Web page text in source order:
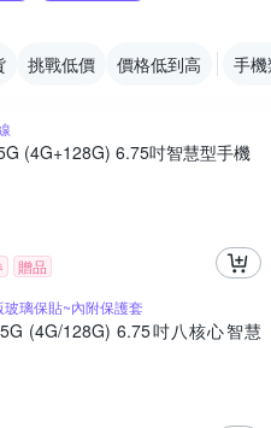
挑戰低價 價格低到高 手
(4G+128G) 6.75吋智慧型手機
贈品
璃保貼~內附保護套
(4G/128G) 6.75吋八核心智慧